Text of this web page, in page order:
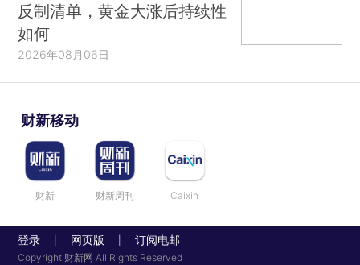
反制清单，黄金大涨后持续性
如何
2026年08月06日
财新移动
财新 财新周刊 Caixin
登录 网页版 订阅电邮
Copyright 财新网 All Rights Reserved